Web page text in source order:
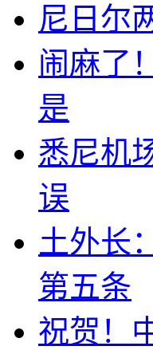
尼日尔
闹麻了
是
悉尼机
误
土外长
第五条
祝贺！